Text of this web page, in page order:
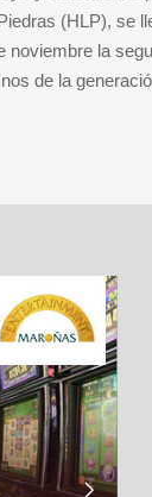
(HLP), se
noviembre la
de la